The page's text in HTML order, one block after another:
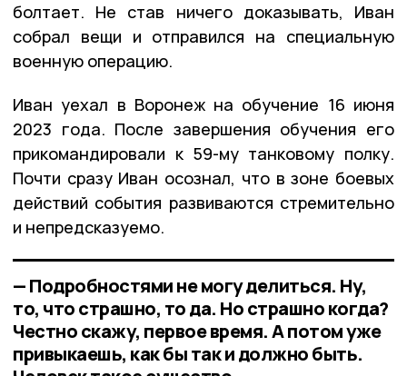
болтает. Не став ничего доказывать, Иван
собрал вещи и отправился на специальную
военную операцию.
Иван уехал в Воронеж на обучение 16 июня
2023 года. После завершения обучения его
прикомандировали к 59-му танковому полку.
Почти сразу Иван осознал, что в зоне боевых
действий события развиваются стремительно
и непредсказуемо.
— Подробностями не могу делиться. Ну,
то, что страшно, то да. Но страшно когда?
Честно скажу, первое время. А потом уже
привыкаешь, как бы так и должно быть.